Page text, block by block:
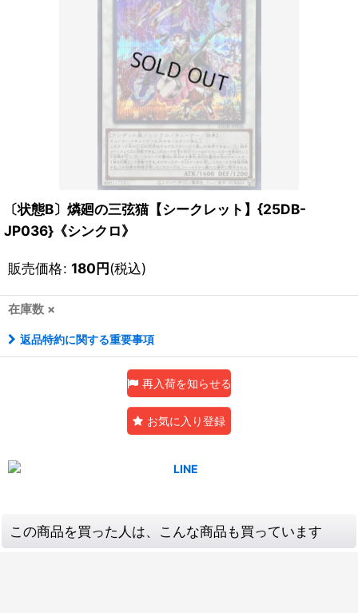
〔状態B〕燐廻の三弦猫【シークレット】{25DB-
JP036}《シンクロ》
販売価格: 180円(税込)
在庫数 ×
返品特約に関する重要事項
再入荷を知らせる
お気に入り登録
この商品を買った人は、こんな商品も買っています